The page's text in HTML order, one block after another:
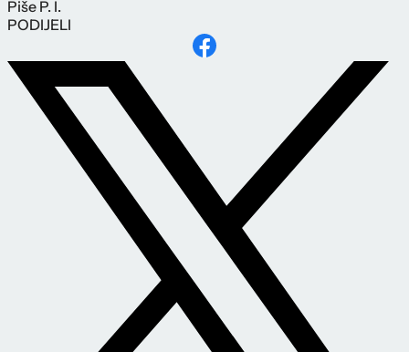
Piše P. I.
PODIJELI